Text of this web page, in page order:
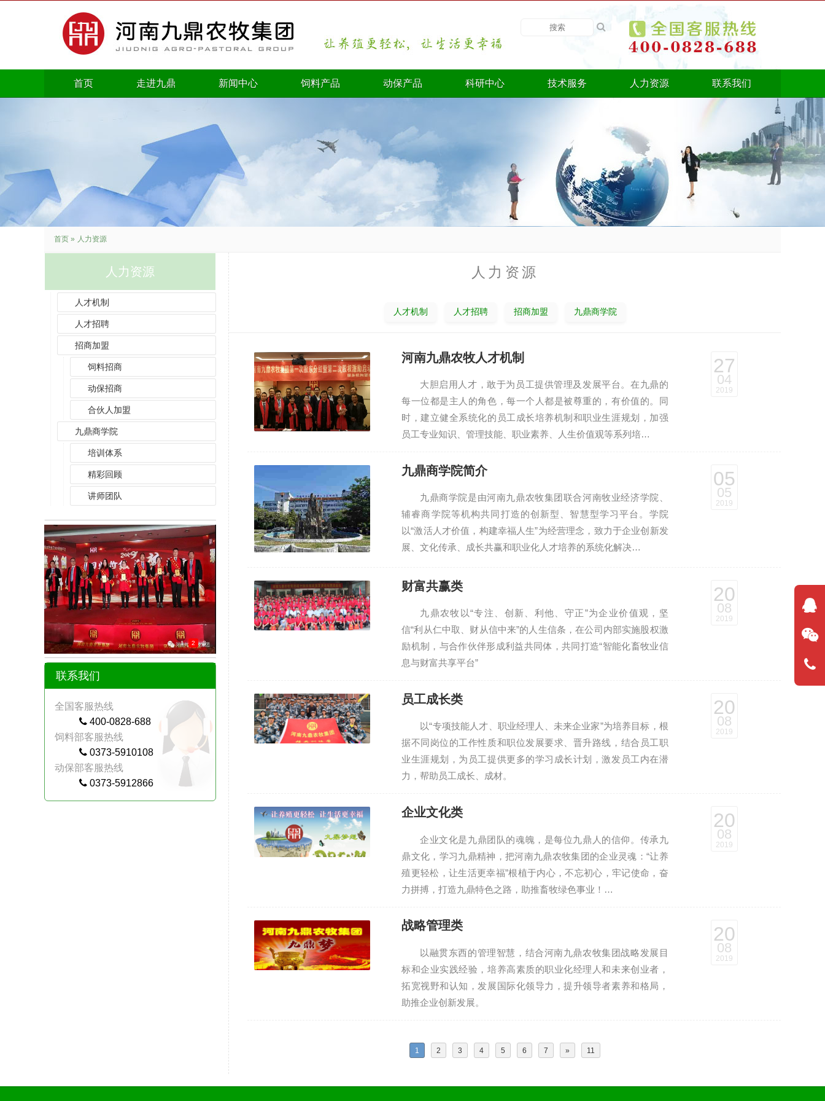
首页 走进九鼎 新闻中心 饲料产品 动保产品 科研中心 技术服务 人力资源 联系我们
首页 » 人力资源
人力资源
人才机制
人才招聘
招商加盟
饲料招商
动保招商
合伙人加盟
九鼎商学院
培训体系
精彩回顾
讲师团队
1 2 3
联系我们
全国客服热线
400-0828-688
饲料部客服热线
0373-5910108
动保部客服热线
0373-5912866
人力资源
人才机制 人才招聘 招商加盟 九鼎商学院
27
04
2019
河南九鼎农牧人才机制
大胆启用人才，敢于为员工提供管理及发展平台。在九鼎的
每一位都是主人的角色，每一个人都是被尊重的，有价值的。同
时，建立健全系统化的员工成长培养机制和职业生涯规划，加强
员工专业知识、管理技能、职业素养、人生价值观等系列培…
05
05
2019
九鼎商学院简介
九鼎商学院是由河南九鼎农牧集团联合河南牧业经济学院、
辅睿商学院等机构共同打造的创新型、智慧型学习平台。学院
以“激活人才价值，构建幸福人生”为经营理念，致力于企业创新发
展、文化传承、成长共赢和职业化人才培养的系统化解决…
20
08
2019
财富共赢类
九鼎农牧以“专注、创新、利他、守正”为企业价值观，坚
信“利从仁中取、财从信中来”的人生信条，在公司内部实施股权激
励机制，与合作伙伴形成利益共同体，共同打造“智能化畜牧业信
息与财富共享平台”
20
08
2019
员工成长类
以“专项技能人才、职业经理人、未来企业家”为培养目标，根
据不同岗位的工作性质和职位发展要求、晋升路线，结合员工职
业生涯规划，为员工提供更多的学习成长计划，激发员工内在潜
力，帮助员工成长、成材。
20
08
2019
企业文化类
企业文化是九鼎团队的魂魄，是每位九鼎人的信仰。传承九
鼎文化，学习九鼎精神，把河南九鼎农牧集团的企业灵魂：“让养
殖更轻松，让生活更幸福”根植于内心，不忘初心，牢记使命，奋
力拼搏，打造九鼎特色之路，助推畜牧绿色事业！…
20
08
2019
战略管理类
以融贯东西的管理智慧，结合河南九鼎农牧集团战略发展目
标和企业实践经验，培养高素质的职业化经理人和未来创业者，
拓宽视野和认知，发展国际化领导力，提升领导者素养和格局，
助推企业创新发展。
1 2 3 4 5 6 7 » 11